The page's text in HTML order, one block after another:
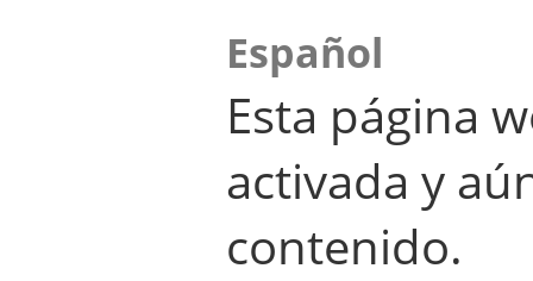
Español
Esta página
activada y
contenido.